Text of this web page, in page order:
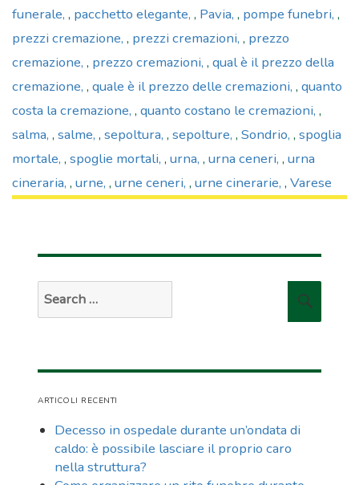
funerale , pacchetto elegante , Pavia , pompe funebri ,
prezzi cremazione , prezzi cremazioni , prezzo
cremazione , prezzo cremazioni , qual è il prezzo della
cremazione , quale è il prezzo delle cremazioni , quanto
costa la cremazione , quanto costano le cremazioni ,
salma , salme , sepoltura , sepolture , Sondrio , spoglia
mortale , spoglie mortali , urna , urna ceneri , urna
cineraria , urne , urne ceneri , urne cinerarie , Varese
Search
for:
ARTICOLI RECENTI
Decesso in ospedale durante un’ondata di
caldo: è possibile lasciare il proprio caro
nella struttura?